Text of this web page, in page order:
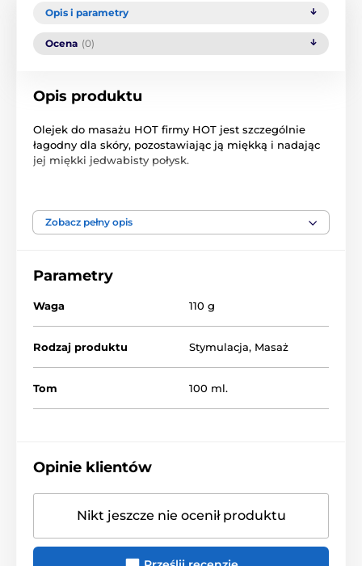
Opis i parametry
Ocena (0)
Opis produktu
Olejek do masażu HOT firmy HOT jest szczególnie
łagodny dla skóry, pozostawiając ją miękką i nadając
jej miękki jedwabisty połysk.
Produkt znajduje się w kategoriach
Masážní gely Olejki do masażu
Zobacz pełny opis
Parametry
Waga 110 g
Rodzaj produktu Stymulacja, Masaż
Tom 100 ml.
Opinie klientów
Nikt jeszcze nie ocenił produktu